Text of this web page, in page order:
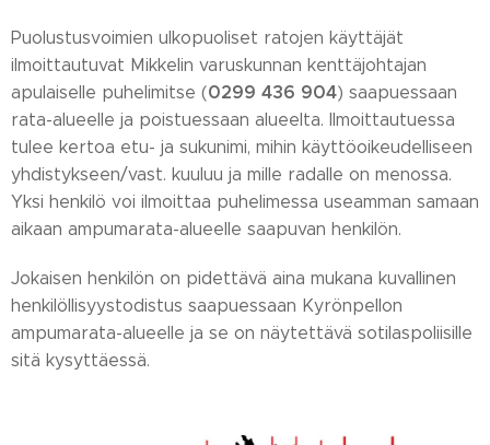
Puolustusvoimien ulkopuoliset ratojen käyttäjät
ilmoittautuvat Mikkelin varuskunnan kenttäjohtajan
apulaiselle puhelimitse (0299 436 904) saapuessaan
rata-alueelle ja poistuessaan alueelta. Ilmoittautuessa
tulee kertoa etu- ja sukunimi, mihin käyttöoikeudelliseen
yhdistykseen/vast. kuuluu ja mille radalle on menossa.
Yksi henkilö voi ilmoittaa puhelimessa useamman samaan
aikaan ampumarata-alueelle saapuvan henkilön.
Jokaisen henkilön on pidettävä aina mukana kuvallinen
henkilöllisyystodistus saapuessaan Kyrönpellon
ampumarata-alueelle ja se on näytettävä sotilaspoliisille
sitä kysyttäessä.